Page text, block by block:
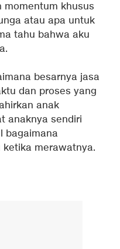
momentum khusus
atau apa untuk
tahu bahwa aku
besarnya jasa
dan proses yang
anak
anaknya sendiri
bagaimana
merawatnya.